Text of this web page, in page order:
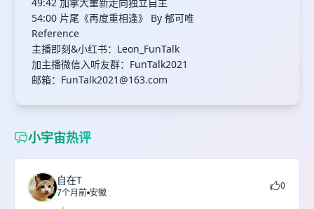
54:00 片尾《再度重相逢》 By 郁可唯
Reference
主播即刻&小红书：Leon_FunTalk
加主播微信入听友群：FunTalk2021
邮箱： FunTalk2021@163.com
小宇宙热评
自在T
7个月前 安徽
0